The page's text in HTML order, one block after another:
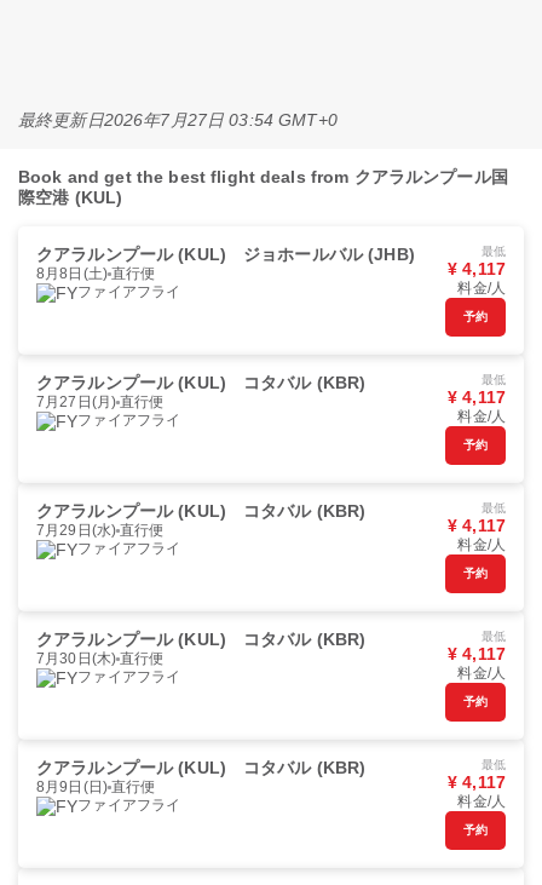
最終更新日2026年7月27日 03:54 GMT+0
Book and get the best flight deals from クアラルンプール国
際空港 (KUL)
クアラルンプール (KUL) ジョホールバル (JHB)
8月8日(土) 直行便
ファイアフライ
最低
¥ 4,117
料金/人
予約
クアラルンプール (KUL) コタバル (KBR)
7月27日(月) 直行便
ファイアフライ
最低
¥ 4,117
料金/人
予約
クアラルンプール (KUL) コタバル (KBR)
7月29日(水) 直行便
ファイアフライ
最低
¥ 4,117
料金/人
予約
クアラルンプール (KUL) コタバル (KBR)
7月30日(木) 直行便
ファイアフライ
最低
¥ 4,117
料金/人
予約
クアラルンプール (KUL) コタバル (KBR)
8月9日(日) 直行便
ファイアフライ
最低
¥ 4,117
料金/人
予約